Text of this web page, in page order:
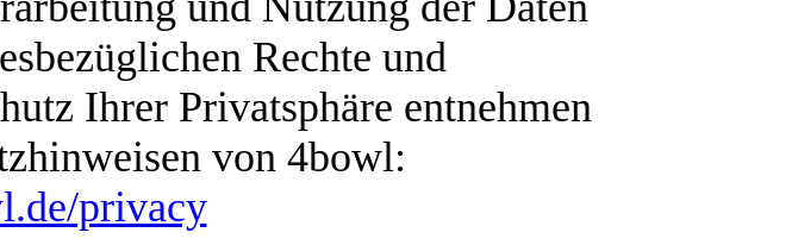
Rechte und
Ihrer Privatsphäre entnehmen
von 4bowl:
privacy